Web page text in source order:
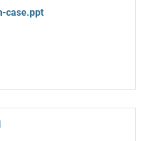
case.ppt